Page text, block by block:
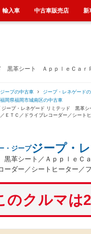
黒革シート ＡｐｐｌｅＣａ
ープの中古車 ジープ・レネゲード
岡県福岡市城南区の中古車
ジープ・レネゲード リミテッド 黒革
ＥＴＣ／ドライブレコーダー／シート
・ジープジープ・
革シート／ＡｐｐｌｅＣ
ーダー／シートヒーター／
のクルマは
輸入車 中古車販売店 新